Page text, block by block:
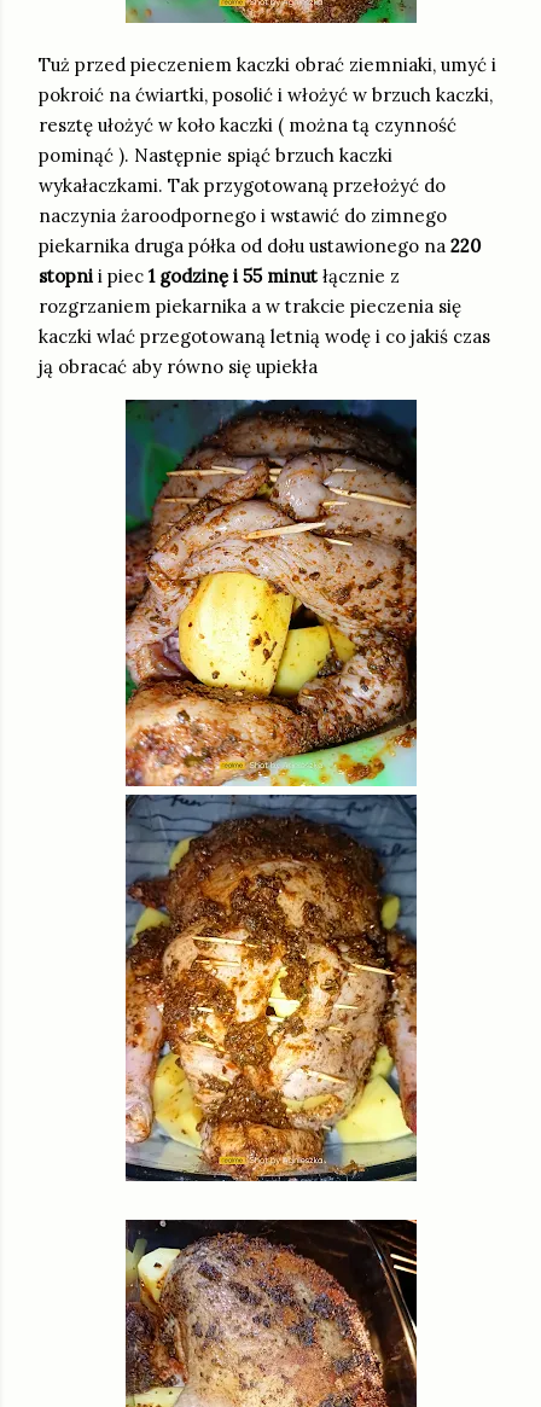
Tuż przed pieczeniem kaczki obrać ziemniaki, umyć i
pokroić na ćwiartki, posolić i włożyć w brzuch kaczki,
resztę ułożyć w koło kaczki ( można tą czynność
pominąć ). Następnie spiąć brzuch kaczki
wykałaczkami. Tak przygotowaną przełożyć do
naczynia żaroodpornego i wstawić do zimnego
piekarnika druga półka od dołu ustawionego na 220
stopni i piec 1 godzinę i 55 minut łącznie z
rozgrzaniem piekarnika a w trakcie pieczenia się
kaczki wlać przegotowaną letnią wodę i co jakiś czas
ją obracać aby równo się upiekła